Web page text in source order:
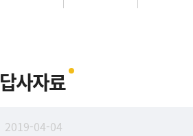
답사자료
2019-04-04